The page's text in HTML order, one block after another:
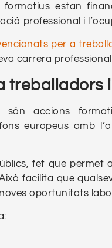
estan
professional i
per a
carrera
treballadors
accions
europeus amb
fet que permet
facilita que
oportunitats